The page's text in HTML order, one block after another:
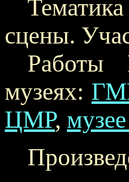
сцены.
Работы
музеях:
ЦМР,